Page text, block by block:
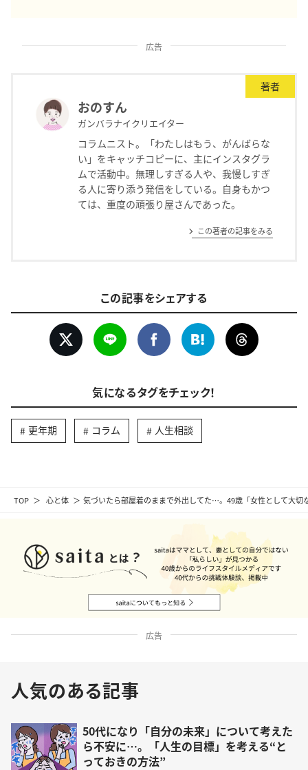
TOP 心と体 気づいたら部屋着のままで外出してた…。49歳「女性として大切
広告
著者
おのすん
ガンバラナイクリエイター
コラムニスト。「わたしはもう、がんばらな
い」をキャッチコピーに、主にインスタグラ
ムで活動中。無理しすぎる人や、我慢しすぎ
る人に寄り添う発信をしている。自身もかつ
ては、重度の頑張り屋さんであった。
この著者の記事をみる
この記事をシェアする
気になるタグをチェック！
更年期 コラム 人生相談
広告
人気のある記事
50代になり「自分の未来」について考えた
ら不安に…。「人生の目標」を考える“と
っておきの方法”